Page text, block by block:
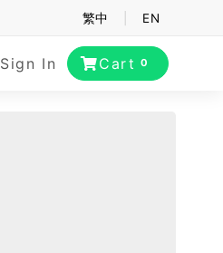
繁中 EN
Sign In Cart 0